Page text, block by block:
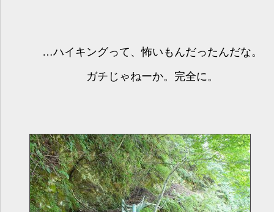
…ハイキングって、怖いもんだったんだな。
ガチじゃねーか。完全に。